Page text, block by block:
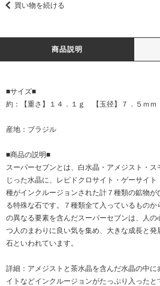
買い物を続ける
商品説明
■サイズ■
約：【重さ】１４．１ｇ 【玉径】７．５ｍｍ
産地：ブラジル
■商品の説明■
スーパーセブンとは、白水晶・アメジスト・
じった水晶に、レピドクロサイト・ゲーサイ
種がインクルージョンされた計７種類の鉱物
る特殊な石です。７種類全て入っているもの
の異なる要素を含んだスーパーセブンは、人
つ人のまわりに良い気を集め、大きな成長と
石といわれています。
詳細：アメジストと茶水晶を含んだ水晶の中
イトなどインクルージョンがたっぷり入った